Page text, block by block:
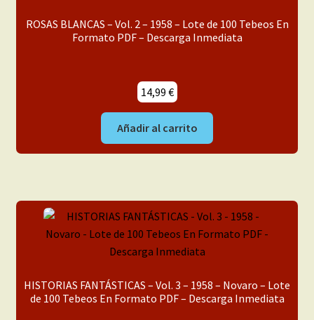
hijo
ROSAS BLANCAS – Vol. 2 – 1958 – Lote de 100 Tebeos En
Formato PDF – Descarga Inmediata
14,99 €
Añadir al carrito
HISTORIAS FANTÁSTICAS – Vol. 3 – 1958 – Novaro – Lote
de 100 Tebeos En Formato PDF – Descarga Inmediata